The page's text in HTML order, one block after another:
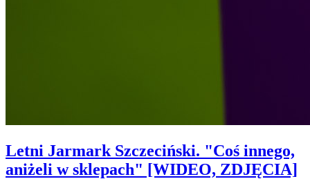
Letni Jarmark Szczeciński. "Coś innego,
aniżeli w sklepach" [WIDEO, ZDJĘCIA]